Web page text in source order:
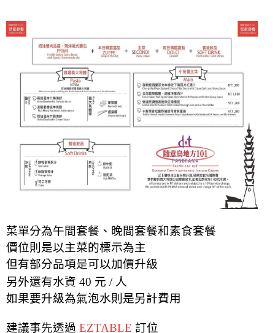
菜單分為午間套餐、晚間套餐和素食套餐
價位則是以主菜的標示為主
但有部分品項是可以加價升級
另外還有水資 40 元 / 人
如果要升級為氣泡水則是另計費用
建議事先透過 EZTABLE 訂位